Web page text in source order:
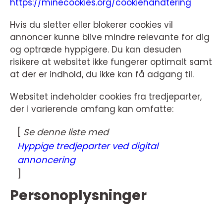
https://minecookies.org/cookiehandtering
Hvis du sletter eller blokerer cookies vil
annoncer kunne blive mindre relevante for dig
og optræde hyppigere. Du kan desuden
risikere at websitet ikke fungerer optimalt samt
at der er indhold, du ikke kan få adgang til.
Websitet indeholder cookies fra tredjeparter,
der i varierende omfang kan omfatte:
[ Se denne liste med
Hyppige tredjeparter ved digital
annoncering
]
Personoplysninger